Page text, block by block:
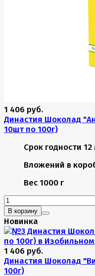
1 406 руб.
Династия Шоколад
10шт по 100г)
Срок годности 12
Вложений в
Вес 1000 г
В корзину
Новинка
1 406 руб.
Династия Шоколад
100г)